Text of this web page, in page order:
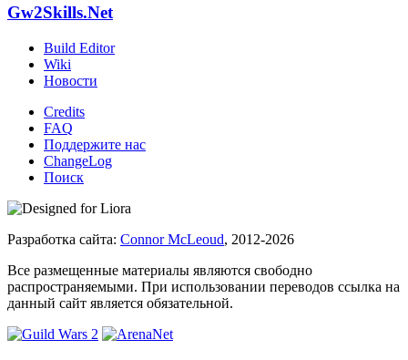
Gw2Skills.Net
Build Editor
Wiki
Новости
Credits
FAQ
Поддержите нас
ChangeLog
Поиск
Разработка сайта: Connor McLeoud, 2012-2026
Все размещенные материалы являются свободно
распространяемыми. При использовании переводов ссылка на
данный сайт является обязательной.